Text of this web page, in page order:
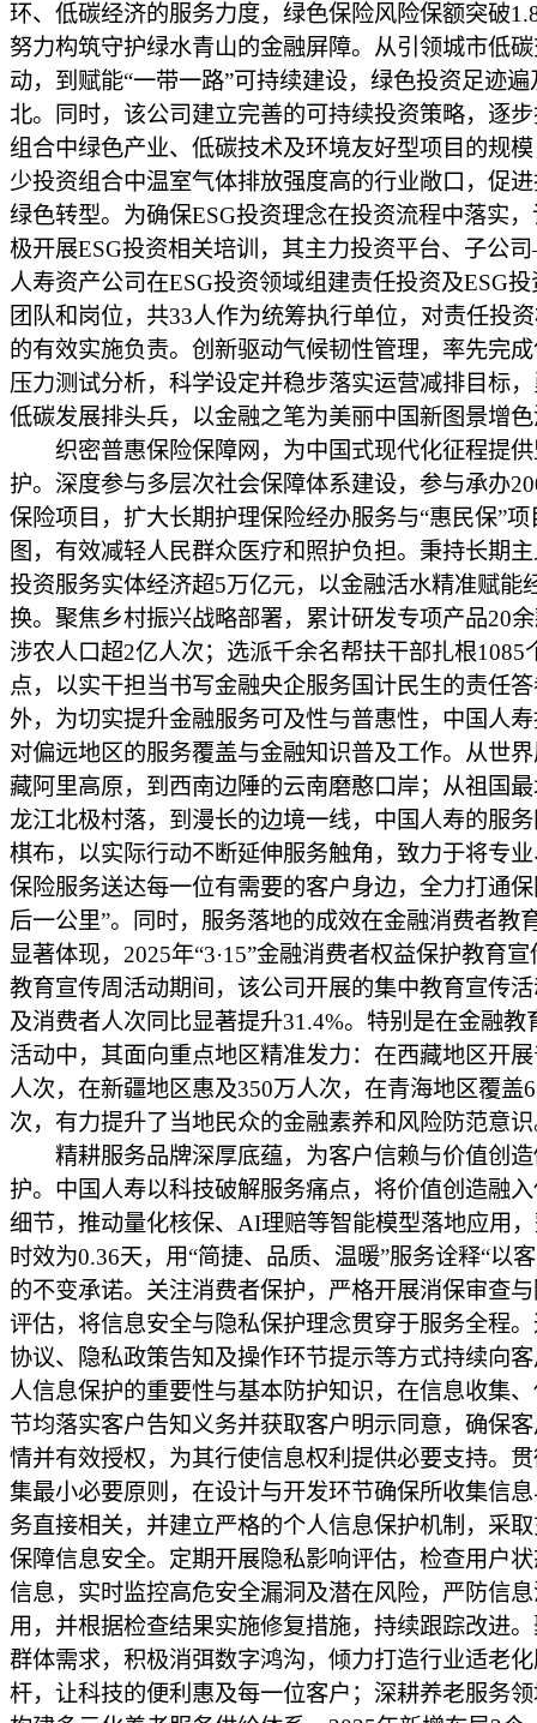
环、低碳经济的服务力度，绿色保险风险保额突破
努力构筑守护绿水青山的金融屏障。从引领城市低
动，到赋能“一带一路”可持续建设，绿色投资足迹遍
北。同时，该公司建立完善的可持续投资策略，逐
组合中绿色产业、低碳技术及环境友好型项目的规
少投资组合中温室气体排放强度高的行业敞口，促
绿色转型。为确保ESG投资理念在投资流程中落实
极开展ESG投资相关培训，其主力投资平台、子公
人寿资产公司在ESG投资领域组建责任投资及ESG
团队和岗位，共33人作为统筹执行单位，对责任投
的有效实施负责。创新驱动气候韧性管理，率先完
压力测试分析，科学设定并稳步落实运营减排目标
低碳发展排头兵，以金融之笔为美丽中国新图景增
织密普惠保险保障网，为中国式现代化征程提供
护。深度参与多层次社会保障体系建设，参与承办
保险项目，扩大长期护理保险经办服务与“惠民保”项
图，有效减轻人民群众医疗和照护负担。秉持长期
投资服务实体经济超5万亿元，以金融活水精准赋能
换。聚焦乡村振兴战略部署，累计研发专项产品20
涉农人口超2亿人次；选派千余名帮扶干部扎根1085
点，以实干担当书写金融央企服务国计民生的责任
外，为切实提升金融服务可及性与普惠性，中国人
对偏远地区的服务覆盖与金融知识普及工作。从世
藏阿里高原，到西南边陲的云南磨憨口岸；从祖国
龙江北极村落，到漫长的边境一线，中国人寿的服
棋布，以实际行动不断延伸服务触角，致力于将专
保险服务送达每一位有需要的客户身边，全力打通
后一公里”。同时，服务落地的成效在金融消费者教
显著体现，2025年“3·15”金融消费者权益保护教育
教育宣传周活动期间，该公司开展的集中教育宣传
及消费者人次同比显著提升31.4%。特别是在金融教
活动中，其面向重点地区精准发力：在西藏地区开
人次，在新疆地区惠及350万人次，在青海地区覆盖
次，有力提升了当地民众的金融素养和风险防范意
精耕服务品牌深厚底蕴，为客户信赖与价值创造
护。中国人寿以科技破解服务痛点，将价值创造融
细节，推动量化核保、AI理赔等智能模型落地应用
时效为0.36天，用“简捷、品质、温暖”服务诠释“以
的不变承诺。关注消费者保护，严格开展消保审查
评估，将信息安全与隐私保护理念贯穿于服务全程
协议、隐私政策告知及操作环节提示等方式持续向
人信息保护的重要性与基本防护知识，在信息收集
节均落实客户告知义务并获取客户明示同意，确保
情并有效授权，为其行使信息权利提供必要支持。
集最小必要原则，在设计与开发环节确保所收集信
务直接相关，并建立严格的个人信息保护机制，采
保障信息安全。定期开展隐私影响评估，检查用户
信息，实时监控高危安全漏洞及潜在风险，严防信
用，并根据检查结果实施修复措施，持续跟踪改进
群体需求，积极消弭数字鸿沟，倾力打造行业适老
杆，让科技的便利惠及每一位客户；深耕养老服务